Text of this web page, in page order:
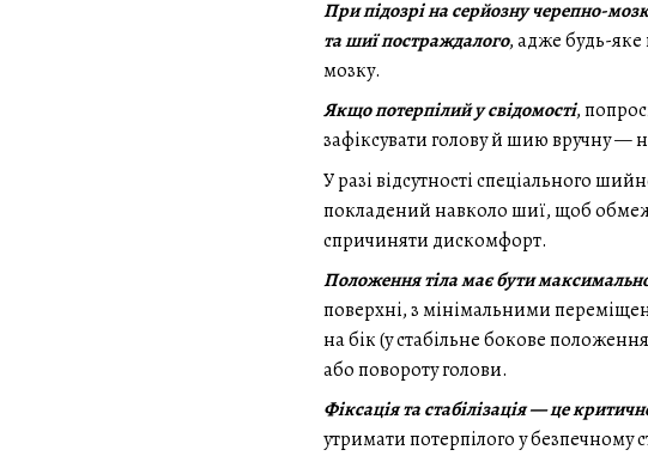
При підозрі на серйозну черепно-
та шиї постраждалого, адже будь-
мозку.
Якщо потерпілий у свідомості,
зафіксувати голову й шию вручну —
У разі відсутності спеціального
покладений навколо шиї, щоб
спричиняти дискомфорт.
Положення тіла має бути
поверхні, з мінімальними
на бік (у стабільне бокове
або повороту голови.
Фіксація та стабілізація — це
утримати потерпілого у безпечному